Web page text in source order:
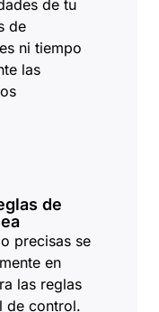
de tu
de
ni tiempo
las
de
precisas se
en
las reglas
de control.